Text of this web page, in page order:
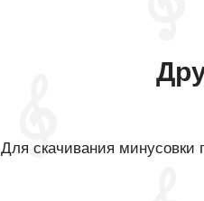
Для скачивания минусовки